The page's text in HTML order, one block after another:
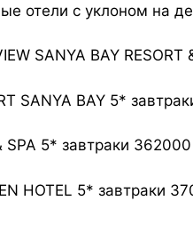
отели с уклоном на
SANYA BAY
SANYA BAY 5*
SPA 5* завтраки
HOTEL 5* завтраки